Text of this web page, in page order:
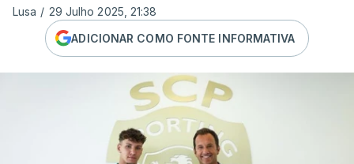
Lusa / 29 Julho 2025, 21:38
ADICIONAR COMO FONTE INFORMATIVA